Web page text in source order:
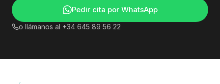
Pedir cita por WhatsApp
o llámanos al +34 645 89 56 22